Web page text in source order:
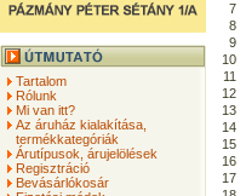
Tartalom
Rólunk
Mi van itt?
Az áruház kialakítása,
termékkategóriák
Árutípusok, árujelölések
Regisztráció
Bevásárlókosár
7
8
9
10
11
12
13
14
15
16
17